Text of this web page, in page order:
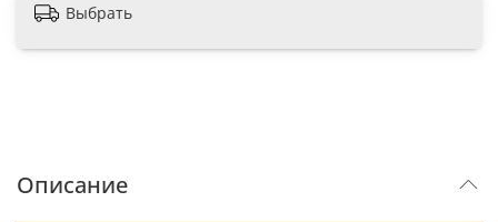
Выбрать
Описание